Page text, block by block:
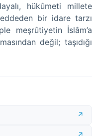
hükûmeti millete
bir idare tarzı
meşrûtiyetin İslâm’a
değil; taşıdığı